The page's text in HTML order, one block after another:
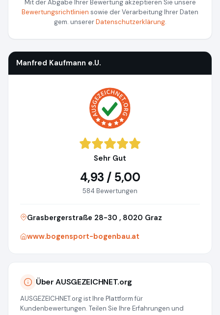
Mit der Abgabe Ihrer Bewertung akzeptieren Sie unsere
Bewertungsrichtlinien sowie der Verarbeitung Ihrer Daten
gem. unsererDatenschutzerklärung.
Manfred Kaufmann e.U.
Sehr Gut
4,93 / 5,00
584 Bewertungen
Grasbergerstraße 28-30 , 8020 Graz
www.bogensport-bogenbau.at
Über AUSGEZEICHNET.org
AUSGEZEICHNET.org ist Ihre Plattform für
Kundenbewertungen. Teilen Sie Ihre Erfahrungen und